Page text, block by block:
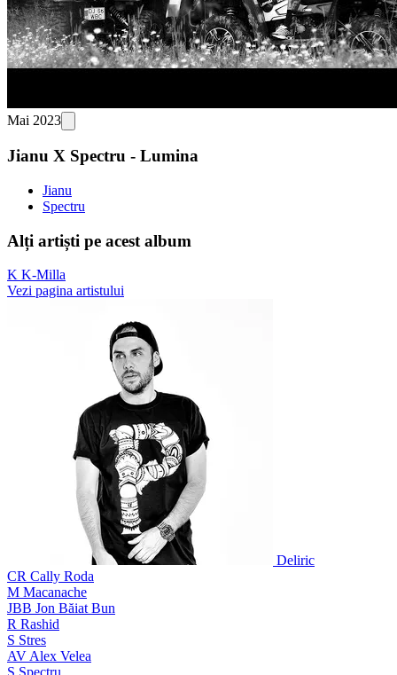
Mai 2023
Jianu X Spectru - Lumina
Jianu
Spectru
Alți artiști pe acest album
K K-Milla
Vezi pagina artistului
Deliric
CR Cally Roda
M Macanache
JBB Jon Băiat Bun
R Rashid
S Stres
AVAlex Velea